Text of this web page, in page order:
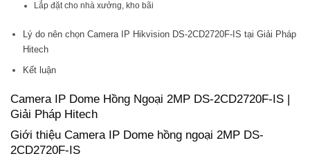
Lắp đặt cho nhà xưởng, kho bãi
Lý do nên chọn Camera IP Hikvision DS-2CD2720F-IS tại Giải Pháp
Hitech
Kết luận
Camera IP Dome Hồng Ngoại 2MP DS-2CD2720F-IS |
Giải Pháp Hitech
Giới thiệu Camera IP Dome hồng ngoại 2MP DS-
2CD2720F-IS